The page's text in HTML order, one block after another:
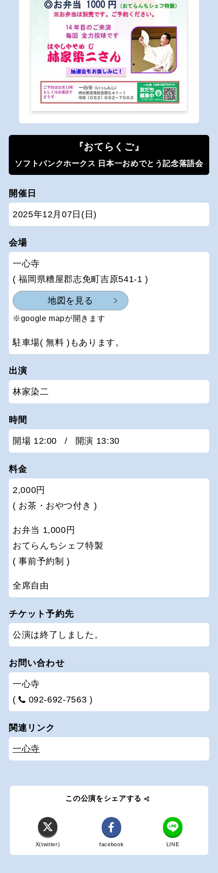
『おてらくご』
ソフトバンクホークス 日本一おめでとう記念落語会
開催日
2025年12月07日(日)
会場
一心寺
( 福岡県糟屋郡志免町吉原541-1 )
地図を見る
※google mapが開きます
駐車場( 無料 )もあります。
出演
林家染二
時間
開場 12:00 / 開演 13:30
料金
2,000円
( お茶・おやつ付き )
お弁当 1,000円
おてらんちシェフ特製
( 事前予約制 )
全席自由
チケット予約先
公演は終了しました。
お問い合わせ
一心寺
(
092-692-7563 )
関連リンク
一心寺
この公演をシェアする
X(twitter) facebook LINE